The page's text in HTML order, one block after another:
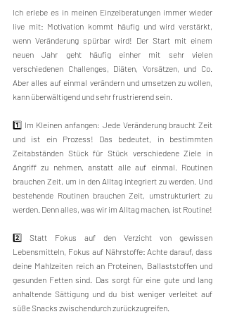
Ich erlebe es in meinen Einzelberatungen immer wieder
live mit: Motivation kommt häufig und wird verstärkt,
wenn Veränderung spürbar wird! Der Start mit einem
neuen Jahr geht häufig einher mit sehr vielen
verschiedenen Challenges, Diäten, Vorsätzen, und Co.
Aber alles auf einmal verändern und umsetzen zu wollen,
kann überwältigend und sehr frustrierend sein.
1️⃣ Im Kleinen anfangen: Jede Veränderung braucht Zeit
und ist ein Prozess! Das bedeutet, in bestimmten
Zeitabständen Stück für Stück verschiedene Ziele in
Angriff zu nehmen, anstatt alle auf einmal. Routinen
brauchen Zeit, um in den Alltag integriert zu werden. Und
bestehende Routinen brauchen Zeit, umstrukturiert zu
2️⃣ Statt Fokus auf den Verzicht von gewissen
Lebensmitteln, Fokus auf Nährstoffe: Achte darauf, dass
deine Mahlzeiten reich an Proteinen, Ballaststoffen und
gesunden Fetten sind. Das sorgt für eine gute und lang
anhaltende Sättigung und du bist weniger verleitet auf
süße Snacks zwischendurch zurückzugreifen.